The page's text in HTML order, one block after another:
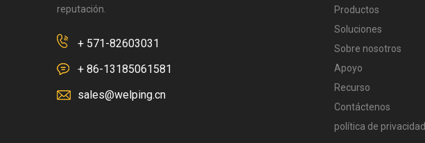
reputación.
+ 571-82603031
+ 86-13185061581
sales@welping.cn
Productos
Soluciones
Sobre nosotros
Apoyo
Recurso
Contáctenos
política de privacidad